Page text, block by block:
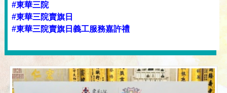
#東華三院
#東華三院賣旗日
#東華三院賣旗日義工服務嘉許禮